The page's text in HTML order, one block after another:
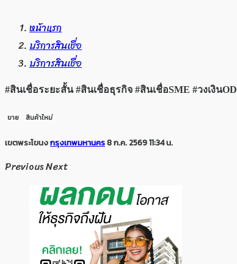
หน้าแรก
บริการสินเชื่อ
บริการสินเชื่อ
#สินเชื่อระยะสั้น #สินเชื่อธุรกิจ #สินเชื่อSME #วงเงินOD
ขาย สินค้าใหม่
เขตพระโขนงกรุงเทพมหานคร8 ก.ค. 2569 11:34 น.
PreviousNext